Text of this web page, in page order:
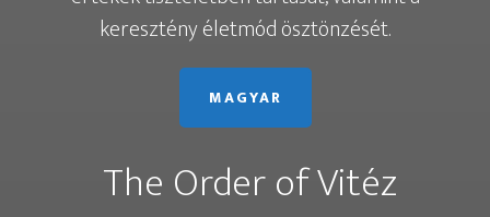
keresztény életmód ösztönzését.
MAGYAR
The Order of Vitéz